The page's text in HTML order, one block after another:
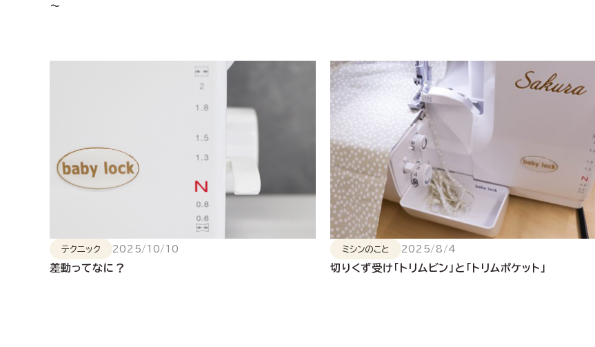
～
テクニック 2025/10/10
差動ってなに？
ミシンのこと 2025/8/4
切りくず受け「トリムビン」と「トリムポケット」